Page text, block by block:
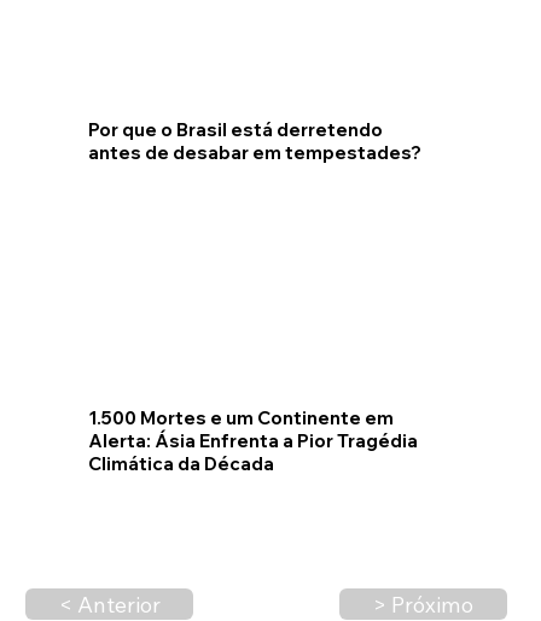
> Próximo
< Anterior
Por que o Brasil está derretendo
antes de desabar em tempestades?
1.500 Mortes e um Continente em
Alerta: Ásia Enfrenta a Pior Tragédia
Climática da Década